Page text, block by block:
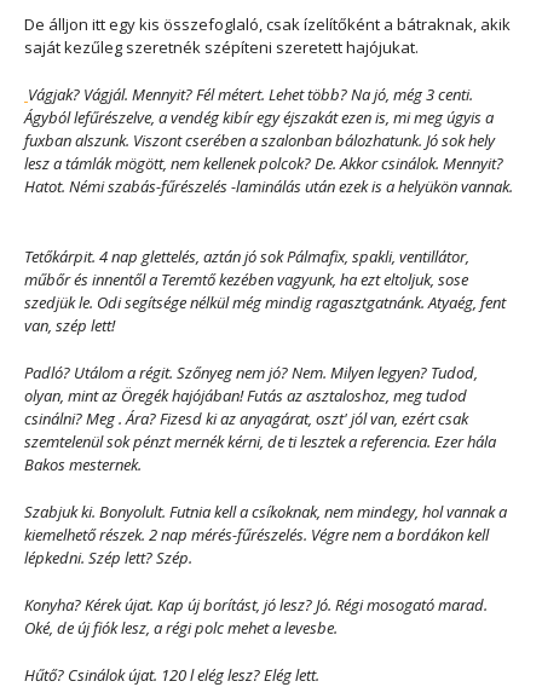
De álljon itt egy kis összefoglaló, csak ízelítőként a bátraknak, akik
saját kezűleg szeretnék szépíteni szeretett hajójukat.
Vágjak? Vágjál. Mennyit? Fél métert. Lehet több? Na jó, még 3 centi.
Ágyból lefűrészelve, a vendég kibír egy éjszakát ezen is, mi meg úgyis a
fuxban alszunk. Viszont cserében a szalonban bálozhatunk. Jó sok hely
lesz a támlák mögött, nem kellenek polcok? De. Akkor csinálok. Mennyit?
Hatot. Némi szabás-fűrészelés -laminálás után ezek is a helyükön vannak.
Tetőkárpit. 4 nap glettelés, aztán jó sok Pálmafix, spakli, ventillátor,
műbőr és innentől a Teremtő kezében vagyunk, ha ezt eltoljuk, sose
szedjük le. Odi segítsége nélkül még mindig ragasztgatnánk. Atyaég, fent
van, szép lett!
Padló? Utálom a régit. Szőnyeg nem jó? Nem. Milyen legyen? Tudod,
olyan, mint az Öregék hajójában! Futás az asztaloshoz, meg tudod
csinálni? Meg . Ára? Fizesd ki az anyagárat, oszt' jól van, ezért csak
szemtelenül sok pénzt mernék kérni, de ti lesztek a referencia. Ezer hála
Bakos mesternek.
Szabjuk ki. Bonyolult. Futnia kell a csíkoknak, nem mindegy, hol vannak a
kiemelhető részek. 2 nap mérés-fűrészelés. Végre nem a bordákon kell
lépkedni. Szép lett? Szép.
Konyha? Kérek újat. Kap új borítást, jó lesz? Jó. Régi mosogató marad.
Oké, de új fiók lesz, a régi polc mehet a levesbe.
Hűtő? Csinálok újat. 120 l elég lesz? Elég lett.